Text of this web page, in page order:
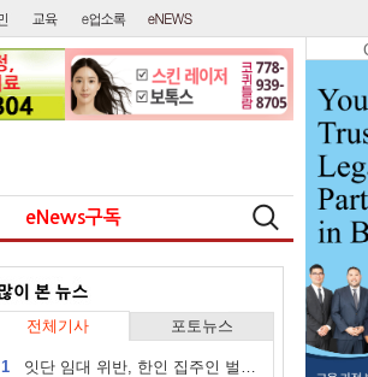
eNews구독
전체기사 포토뉴스
1잇단 임대 위반, 한인 집주인 벌금...